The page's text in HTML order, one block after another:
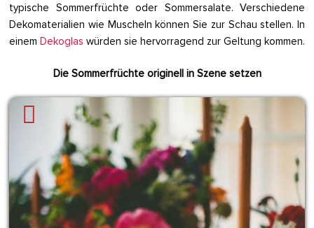
typische Sommerfrüchte oder Sommersalate. Verschiedene
Dekomaterialien wie Muscheln können Sie zur Schau stellen. In
einem Dekoglas würden sie hervorragend zur Geltung kommen.
Die Sommerfrüchte originell in Szene setzen